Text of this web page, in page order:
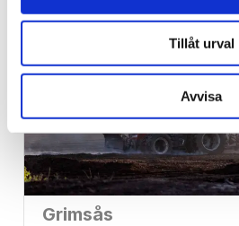
Tillåt urval
Avvisa
Grimsås